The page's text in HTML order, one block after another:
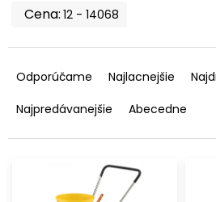
12 14068
a
e
i
Odporúčame Najlacnejšie
Najpredávanejšie
Abecedne
p
o
d
u
k